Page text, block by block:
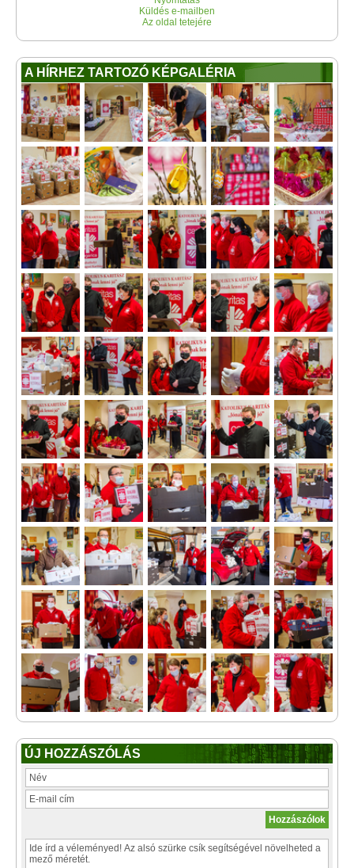
Küldés e-mailben
Az oldal tetejére
A HÍRHEZ TARTOZÓ KÉPGALÉRIA
ÚJ HOZZÁSZÓLÁS